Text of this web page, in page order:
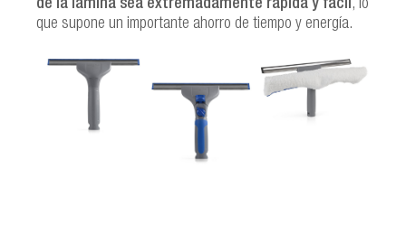
de la lámina sea extremadamente rápida y fácil, lo
que supone un importante ahorro de tiempo y energía.